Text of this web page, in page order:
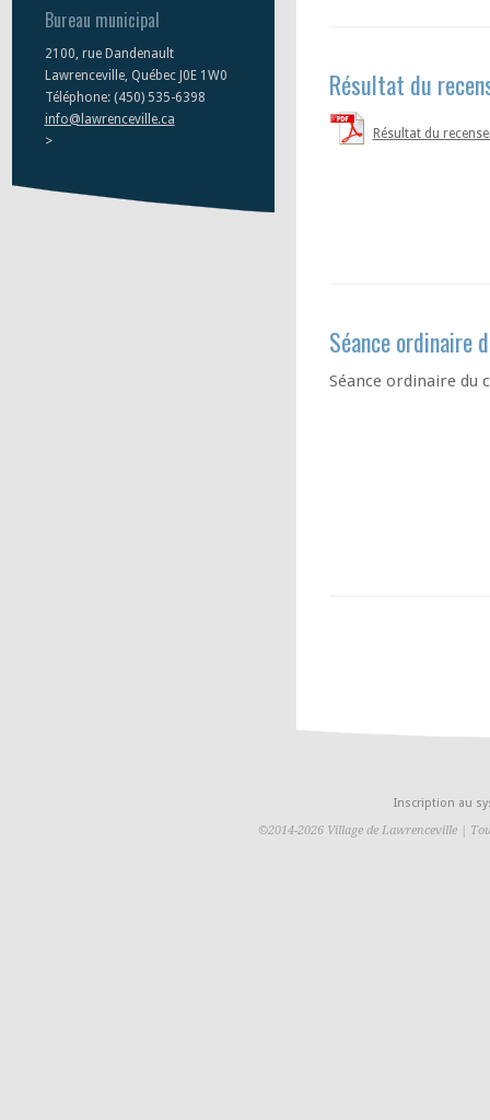
Bureau municipal
2100, rue Dandenault
Lawrenceville, Québec J0E 1W0
Téléphone: (450) 535-6398
info@lawrenceville.ca
>
Résultat du
Résultat du
Séance ordinaire
Séance ordinaire du
Inscription au
©2014-2026 Village de Lawrenceville |